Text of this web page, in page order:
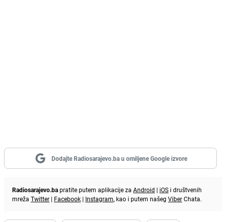
Dodajte Radiosarajevo.ba u omiljene Google izvore
Radiosarajevo.bapratite putem aplikacije za Android | iOS i društvenih
mreža Twitter | Facebook | Instagram, kao i putem našeg ViberChata.